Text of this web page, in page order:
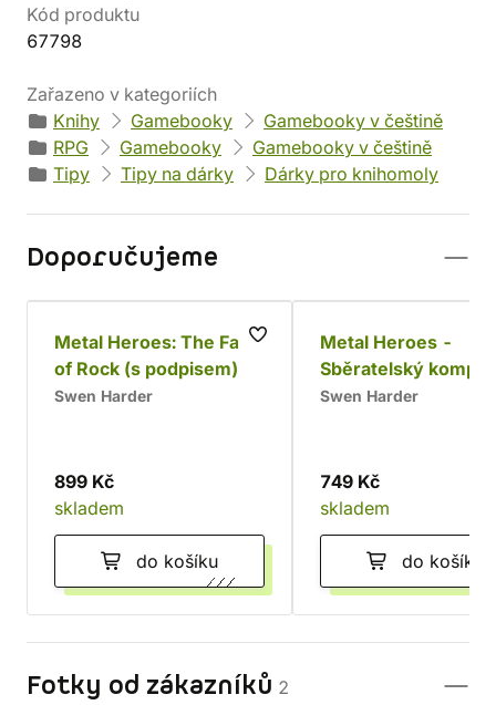
Kód produktu
67798
Zařazeno v kategoriích
Knihy
Gamebooky
Gamebooky v češtině
RPG
Gamebooky
Gamebooky v češtině
Tipy
Tipy na dárky Dárky pro knihomoly
Doporučujeme
Metal Heroes: The Fate
of Rock (s podpisem)
Swen Harder
899 Kč
skladem
do košíku
Metal Heroes -
Sběratelský
Swen Harder
749 Kč
skladem
do košíku
Fotky od zákazníků 2